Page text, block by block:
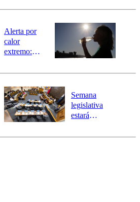
revisa la
epicentro
Alerta por
calor
extremo:
activa Alerta
Preventiva en
tres comunas
Semana
legislativa
estará
el fin de la